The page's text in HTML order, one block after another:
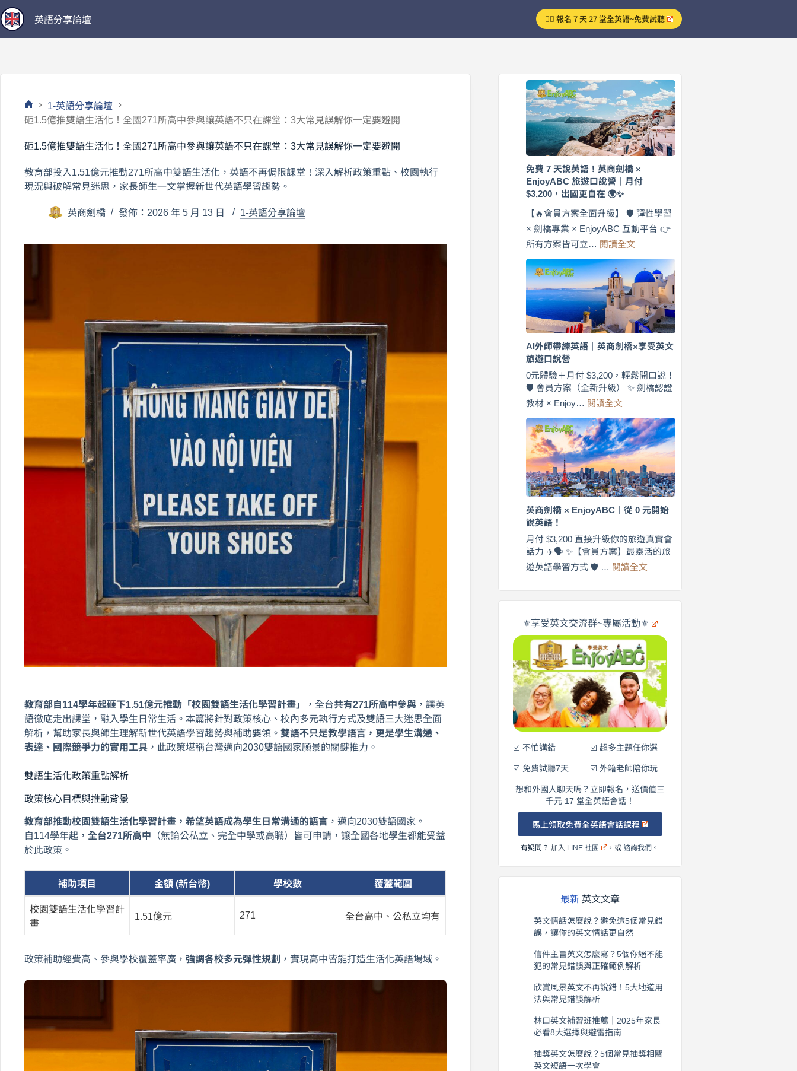
跳
至
主
英語分享論壇 👉🏻 報名 7 天 27 堂全英語~免費試聽
首
1-英語分享論壇
砸1.5億推雙語生活化！全國271所高中參與讓英語不只在課堂：3大常見誤解你一定要避開
砸1.5億推雙語生活化！全國271所高中參與讓英語不只在課堂：3大常見誤解你一定要避開
教育部投入1.51億元推動271所高中雙語生活化，英語不再侷限課堂！深入解析政策重點、校園執行
現況與破解常見迷思，家長師生一文掌握新世代英語學習趨勢。
英商劍橋 發佈：2026 年 5 月 13 日 1-英語分享論壇
教育部自114學年起砸下1.51億元推動「校園雙語生活化學習計畫」 ，全台共有271所高中參與 ，讓英
語徹底走出課堂，融入學生日常生活。本篇將針對政策核心、校內多元執行方式及雙語三大迷思全面
解析，幫助家長與師生理解新世代英語學習趨勢與補助要領。 雙語不只是教學語言，更是學生溝通、
表達、國際競爭力的實用工具 ，此政策堪稱台灣邁向2030雙語國家願景的關鍵推力。
雙語生活化政策重點解析
政策核心目標與推動背景
教育部推動校園雙語生活化學習計畫，希望英語成為學生日常溝通的語言 ，邁向2030雙語國家。
自114學年起， 全台271所高中 （無論公私立、完全中學或高職）皆可申請，讓全國各地學生都能受益
於此政策。
補助項目 金額 (新台幣) 學校數 覆蓋範圍
校園雙語生活化學習計
畫
1.51億元 271 全台高中、公私立均有
政策補助經費高、參與學校覆蓋率廣， 強調各校多元彈性規劃 ，實現高中皆能打造生活化英語場域。
免費 7 天說英語！英商劍橋 ×
EnjoyABC 旅遊口說營｜月付
$3,200，出國更自在 🌍✨
【🔥會員方案全面升級】 🛡️ 彈性學習
× 劍橋專業 × EnjoyABC 互動平台 👉
所有方案皆可立… 閱讀全文
費
7
天
說
英
語！
商
橋
×
EnjoyABC
遊
口
說
營
｜
月
付
$3,200，
更
自
在
✨
AI外師帶練英語｜英商劍橋×享受英文
旅遊口說營
0元體驗＋月付 $3,200，輕鬆開口說！
🛡️ 會員方案（全新升級） ✨ 劍橋認證
教材 × Enjoy… 閱讀全文
外
師
帶
練
英
語
｜
英
劍
橋
×
享
英
旅
遊
口
說
營
英商劍橋 × EnjoyABC｜從 0 元開始
說英語！
月付 $3,200 直接升級你的旅遊真實會
話力 ✈️🗣️ ✨【會員方案】最靈活的旅
遊英語學習方式 🛡️ … 閱讀全文
商
劍
×
EnjoyABC
0
元
開
始
說
英
語！
⚜️享受英文交流群~專屬活動⚜️
☑️ 不怕講錯
☑️ 免費試聽7天
☑️ 超多主題任你選
☑️ 外籍老師陪你玩
想和外國人聊天嗎？立即報名，送價值三
千元 17 堂全英語會話！
馬上領取免費全英語會話課程
有疑問？ 加入 LINE 社團 ，或諮詢我們 。
最新英文文章
英文情話怎麼說？避免這5個常見錯
誤，讓你的英文情話更自然
信件主旨英文怎麼寫？5個你絕不能
犯的常見錯誤與正確範例解析
欣賞風景英文不再說錯！5大地道用
法與常見錯誤解析
林口英文補習班推薦｜2025年家長
必看8大選擇與避雷指南
抽獎英文怎麼說？5個常見抽獎相關
英文短語一次學會